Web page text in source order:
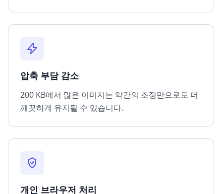
압축 부담 감소
200 KB에서 많은 이미지는 약간의 조정만으로도 더
깨끗하게 유지될 수 있습니다.
개인 브라우저 처리